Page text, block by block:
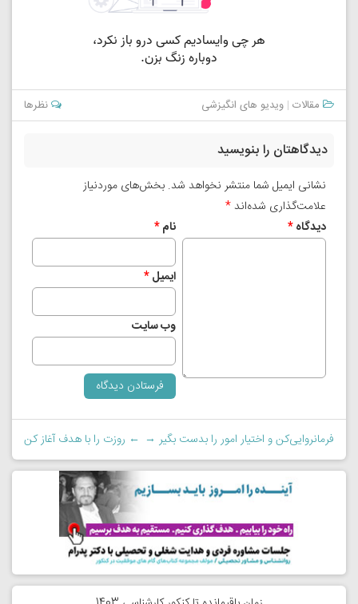
مقالات | ویدیو های انگیزشی نظرها
دیدگاهتان را بنویسید
نشانی ایمیل شما منتشر نخواهد شد. بخش‌های موردنیاز
علامت‌گذاری شده‌اند*
دیدگاه* نام*
ایمیل*
وب‌ سایت
← روزت را با هدف آغاز کن فرمانروایی‌کن و اختیار امور را بدست بگیر →